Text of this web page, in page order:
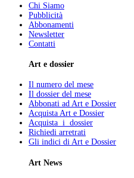
Chi Siamo
Pubblicità
Abbonamenti
Newsletter
Contatti
Art e dossier
Il numero del mese
Il dossier del mese
Abbonati ad Art e Dossier
Acquista Art e Dossier
Acquista i dossier
Richiedi arretrati
Gli indici di Art e Dossier
Art News